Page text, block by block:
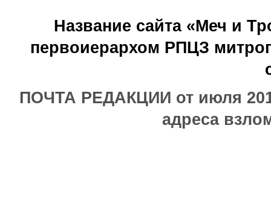
Название сайта «Меч и
первоиерархом РПЦЗ
ПОЧТА РЕДАКЦИИ от июля
адреса